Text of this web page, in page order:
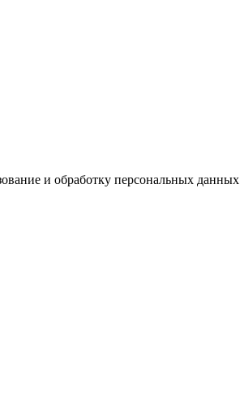
и обработку персональных данных